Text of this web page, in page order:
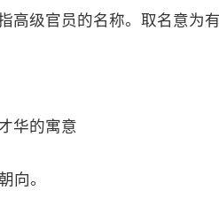
高级官员的名称。取名意为
华的寓意
向。